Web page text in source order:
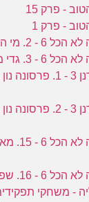
08:42 - סברי מרנן 3 -
09:05 - סברי מרנן 3 -
09:28 - החיים